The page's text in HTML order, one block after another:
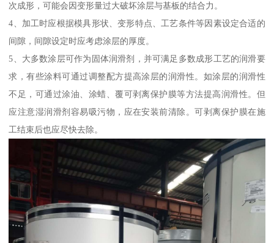
次成形，可能会因变形量过大破坏涂层与基板的结合力。
4、加工时应根据模具形状、变形特点、工艺条件等因素设定合适的
间隙，间隙设定时应考虑涂层的厚度。
5、大多数涂层可作为固体润滑剂，并可满足多数成形工艺的润滑要
求，有些涂料可通过调整配方提高涂层的润滑性。如涂层的润滑性
不足，可通过涂油、涂蜡、覆可剥离保护膜等方法提高润滑性。但
应注意湿润滑剂容易吸污物，应在安装前清除。可剥离保护膜在施
工结束后也应尽快去除。